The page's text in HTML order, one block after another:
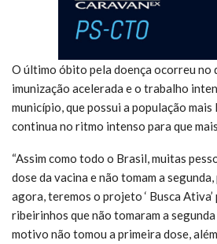
O último óbito pela doença ocorreu no
imunização acelerada e o trabalho
município, que possui a população
continua no ritmo intenso para que
“Assim como todo o Brasil, muitas
dose da vacina e não tomam a
agora, teremos o projeto ‘ Busca
ribeirinhos que não tomaram a
motivo não tomou a primeira dose,